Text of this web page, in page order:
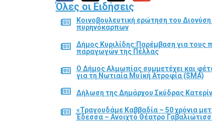
Όλες οι Ειδήσεις
Κοινοβουλευτική ερώτηση του
πυρηνόκαρπων
Δήμος Κυριλίδης:Παρέμβαση για τους
παραγωγών της Πέλλας
Ο Δήμος Αλμωπίας συμμετέχει και
για τη Νωτιαία Μυϊκή Ατροφία (SMA)
Δήλωση της Δημάρχου Σκύδρας
«Τραγουδάμε Καββαδία – 50 χρόνια
Έδεσσα – Ανοιχτό Θέατρο